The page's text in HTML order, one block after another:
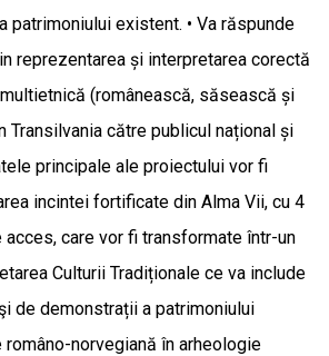
patrimoniului existent. • Va răspunde
reprezentarea și interpretarea corectă
(românească, săsească și
Transilvania către publicul național și
principale ale proiectului vor fi
incintei fortificate din Alma Vii, cu 4
care vor fi transformate într-un
Culturii Tradiționale ce va include
de demonstrații a patrimoniului
româno-norvegiană în arheologie